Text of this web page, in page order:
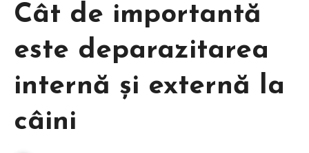
Cât de importantă
este deparazitarea
internă și externă la
câini